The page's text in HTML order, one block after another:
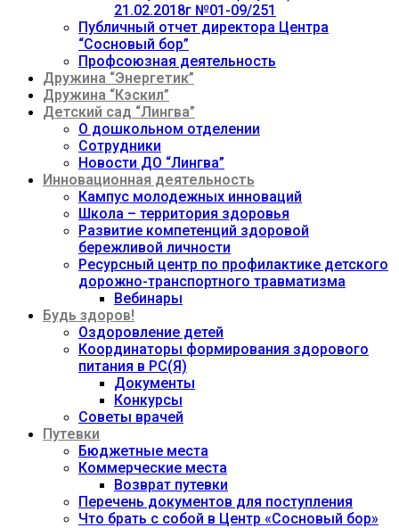
21.02.2018г №01-09/251
Публичный отчет директора Центра
“Сосновый бор”
Профсоюзная деятельность
Дружина “Энергетик”
Дружина “Кэскил”
Детский сад “Лингва”
О дошкольном отделении
Сотрудники
Новости ДО “Лингва”
Инновационная деятельность
Кампус молодежных инноваций
Школа – территория здоровья
Развитие компетенций здоровой
бережливой личности
Ресурсный центр по профилактике детского
дорожно-транспортного травматизма
Вебинары
Будь здоров!
Оздоровление детей
Координаторы формирования здорового
питания в РС(Я)
Документы
Конкурсы
Советы врачей
Путевки
Бюджетные места
Коммерческие места
Возврат путевки
Перечень документов для поступления
Что брать с собой в Центр «Сосновый бор»